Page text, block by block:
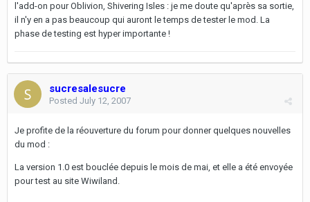
l'add-on pour Oblivion, Shivering Isles : je me doute qu'après sa sortie,
il n'y en a pas beaucoup qui auront le temps de tester le mod. La
phase de testing est hyper importante !
sucresalesucre
Posted July 12, 2007
Je profite de la réouverture du forum pour donner quelques nouvelles
du mod :
La version 1.0 est bouclée depuis le mois de mai, et elle a été envoyée
pour test au site Wiwiland.